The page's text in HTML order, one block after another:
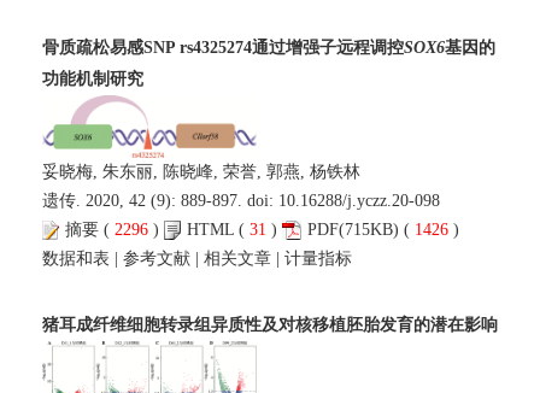
骨质疏松易感SNP rs4325274通过增强子远程调控SOX6基因的
功能机制研究
妥晓梅, 朱东丽, 陈晓峰, 荣誉, 郭燕, 杨铁林
遗传. 2020, 42 (9): 889-897. doi: 10.16288/j.yczz.20-098
摘要 ( 2296 ) HTML ( 31 ) PDF(715KB) ( 1426 )
数据和表 | 参考文献 | 相关文章 | 计量指标
猪耳成纤维细胞转录组异质性及对核移植胚胎发育的潜在影响